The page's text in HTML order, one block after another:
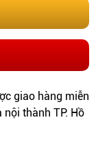
giao hàng miễn
thành TP. Hồ